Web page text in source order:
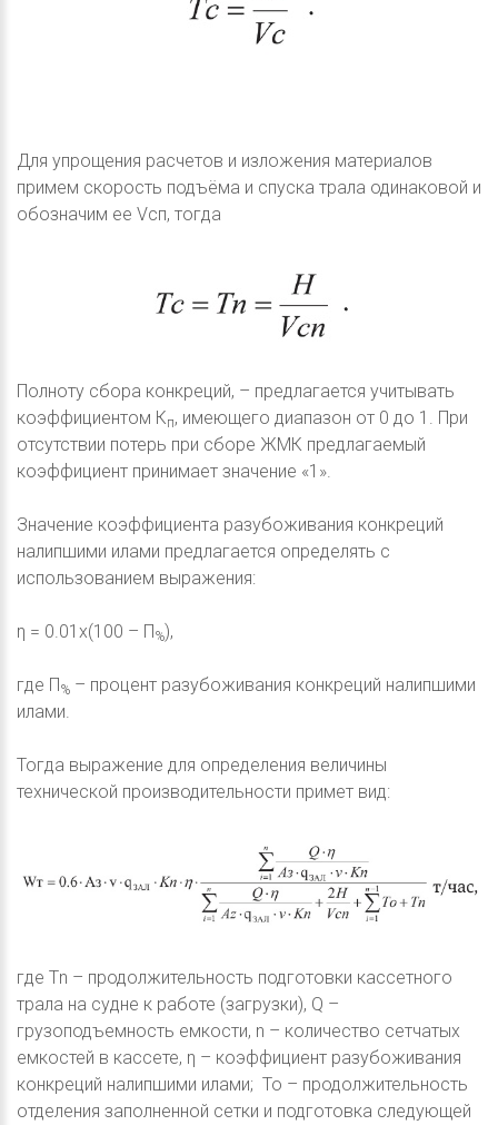
Для упрощения расчетов и изложения материалов
примем скорость подъёма и спуска трала одинаковой и
обозначим ее Vcп, тогда
Полноту сбора конкреций, – предлагается учитывать
коэффициентом Кп, имеющего диапазон от 0 до 1. При
отсутствии потерь при сборе ЖМК предлагаемый
коэффициент принимает значение «1».
Значение коэффициента разубоживания конкреций
налипшими илами предлагается определять с
использованием выражения:
η = 0.01х(100 – П %),
где П % – процент разубоживания конкреций налипшими
илами.
Тогда выражение для определения величины
технической производительности примет вид:
где Тn – продолжительность подготовки кассетного
трала на судне к работе (загрузки), Q –
грузоподъемность емкости, n – количество сетчатых
емкостей в кассете, η – коэффициент разубоживания
конкреций налипшими илами; То – продолжительность
отделения заполненной сетки и подготовка следующей